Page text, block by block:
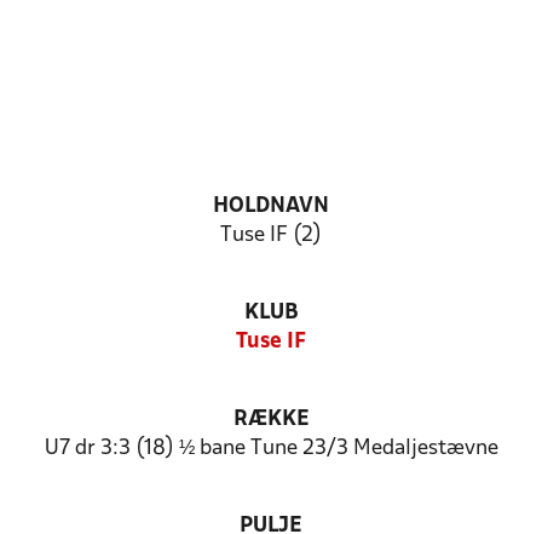
HOLDNAVN
Tuse IF (2)
KLUB
Tuse IF
RÆKKE
U7 dr 3:3 (18) ½ bane Tune 23/3 Medaljestævne
PULJE